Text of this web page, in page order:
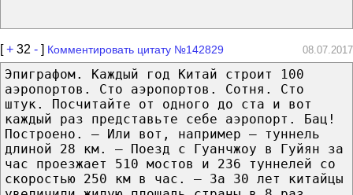
[+ 32 - ] Комментировать цитату №142829 08.07.2017
Эпиграфом. Каждый год Китай строит 100
аэропортов. Сто аэропортов. Сотня. Сто
штук. Посчитайте от одного до ста и вот
каждый раз представьте себе аэропорт. Бац!
Построено. — Или вот, например — туннель
длиной 28 км. — Поезд с Гуанчжоу в Гуйян за
час проезжает 510 мостов и 236 туннелей со
скоростью 250 км в час. — За 30 лет китайцы